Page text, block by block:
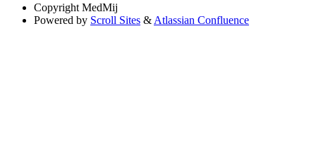
Copyright MedMij
Powered by Scroll Sites & Atlassian Confluence